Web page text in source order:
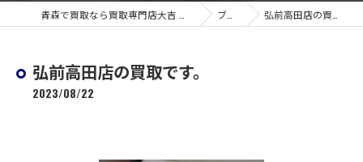
ブログ 弘前高田店の買取です。
弘前高田店の買取です。
2023/08/22